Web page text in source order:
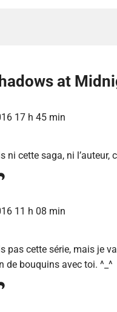
at
17 h 45 min
ni cette saga, ni l’auteur,
11 h 08 min
pas cette série, mais je
de bouquins avec toi. ^_^